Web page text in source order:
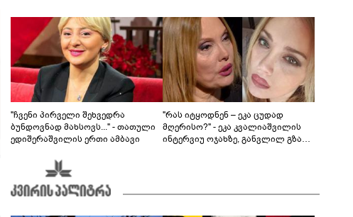
"ჩვენი პირველი შეხვედრა
ბუნდოვნად მახსოვს..." - თათული
ედიშერაშვილის ერთი ამბავი
"რას იტყოდნენ – ეკა ცუდად
მღერისო?" - ეკა კვალიაშვილის
ინტერვიუ ოჯახზე, განვლილ გზასა